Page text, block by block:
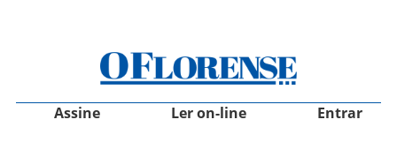
Assine Ler on-line Entrar